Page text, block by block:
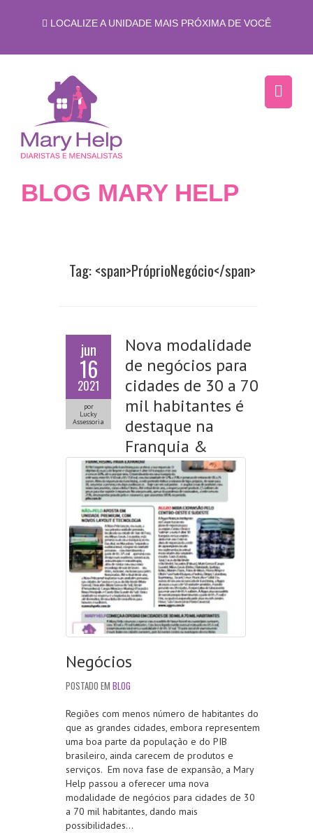
LOCALIZE A UNIDADE MAIS PRÓXIMA DE VOCÊ
BLOG MARY HELP
Tag: <span>PróprioNegócio</span>
jun
16
2021
por
Lucky
Assessoria
Nova modalidade
de negócios para
cidades de 30 a 70
mil habitantes é
destaque na
Franquia &
Negócios
POSTADO EM BLOG
Regiões com menos número de habitantes do
que as grandes cidades, embora representem
uma boa parte da população e do PIB
brasileiro, ainda carecem de produtos e
serviços. Em nova fase de expansão, a Mary
Help passou a oferecer uma nova
modalidade de negócios para cidades de 30
a 70 mil habitantes, dando mais
possibilidades…